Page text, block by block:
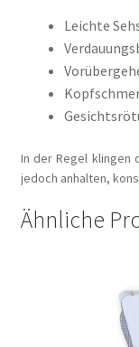
Leichte
In der Regel klingen
jedoch anhalten,
Ähnliche